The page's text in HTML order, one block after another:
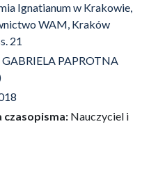
Ignatianum w Krakowie,
WAM, Kraków
21
GABRIELA PAPROTNA
czasopisma: Nauczyciel i